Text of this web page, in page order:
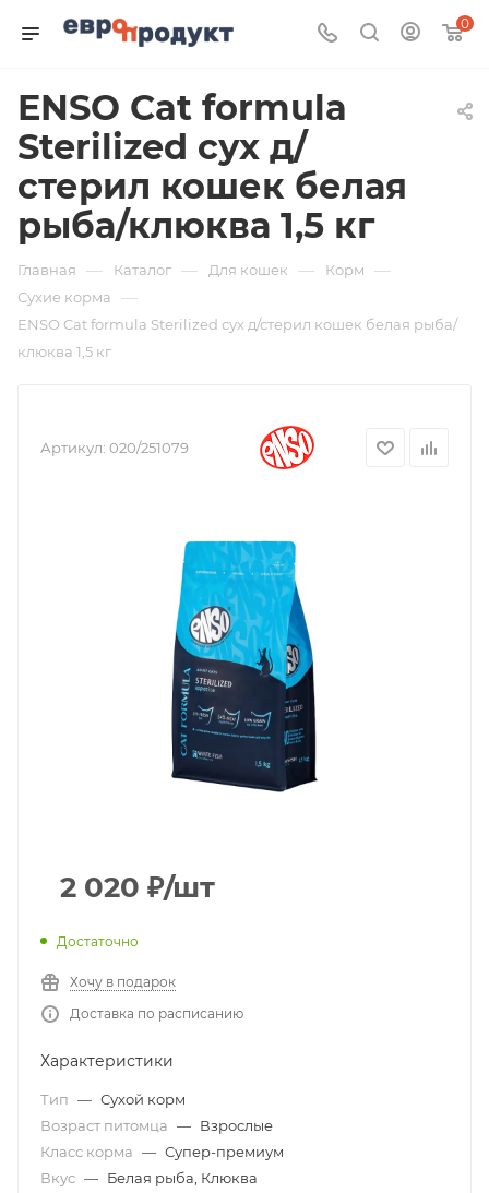
0
ENSO Cat formula
Sterilized сух д/
стерил кошек белая
рыба/клюква 1,5 кг
Главная — Каталог — Для кошек — Корм —
Сухие корма —
ENSO Cat formula Sterilized сух д/стерил кошек белая рыба/
клюква 1,5 кг
Артикул: 020/251079
2 020 ₽/шт
Достаточно
Хочу в подарок
Доставка по расписанию
Характеристики
Тип — Сухой корм
Возраст питомца — Взрослые
Класс корма — Супер-премиум
Вкус — Белая рыба, Клюква